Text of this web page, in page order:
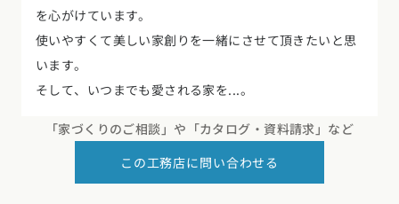
お近くのイベントを探す
選択中のエリア：全国
を心がけています。
使いやすくて美しい家創りを一緒にさせて頂きたいと思
います。
そして、いつまでも愛される家を...。
「家づくりのご相談」や 「カタログ・資料請求」など
この工務店に問い合わせる